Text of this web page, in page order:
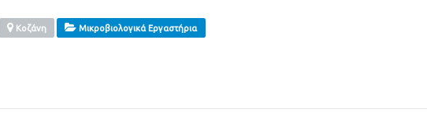
Κοζάνη Μικροβιολογικά Εργαστήρια